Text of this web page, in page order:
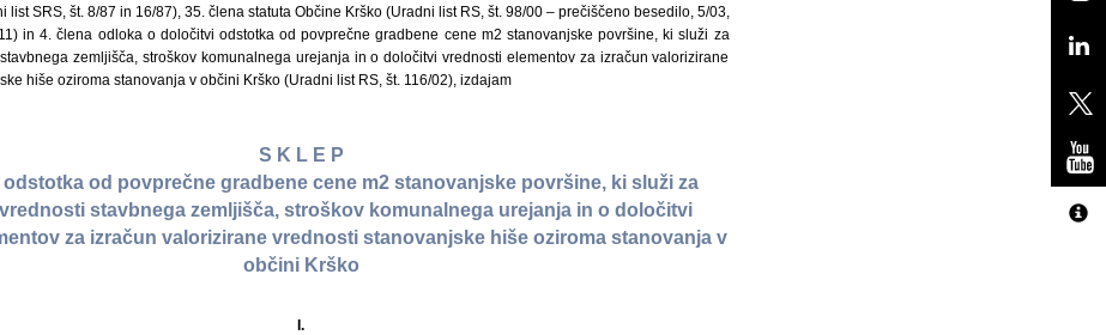
list SRS, št. 8/87 in 16/87), 35. člena statuta Občine Krško (Uradni list RS, št. 98/00 – prečiščeno besedilo, 5/03,
in 4. člena odloka o določitvi odstotka od povprečne gradbene cene m2 stanovanjske površine, ki služi za
zemljišča, stroškov komunalnega urejanja in o določitvi vrednosti elementov za izračun valorizirane
hiše oziroma stanovanja v občini Krško (Uradni list RS, št. 116/02), izdajam
S K L E P
od povprečne gradbene cene m2 stanovanjske površine, ki služi za
stavbnega zemljišča, stroškov komunalnega urejanja in o določitvi
za izračun valorizirane vrednosti stanovanjske hiše oziroma stanovanja v
občini Krško
I.